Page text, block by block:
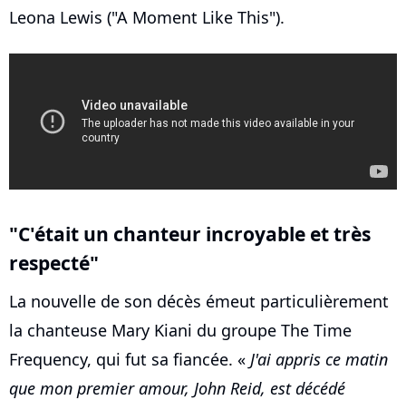
Leona Lewis ("A Moment Like This").
"C'était un chanteur incroyable et très
respecté"
La nouvelle de son décès émeut particulièrement
la chanteuse Mary Kiani du groupe The Time
Frequency, qui fut sa fiancée. « J'ai appris ce matin
que mon premier amour, John Reid, est décédé